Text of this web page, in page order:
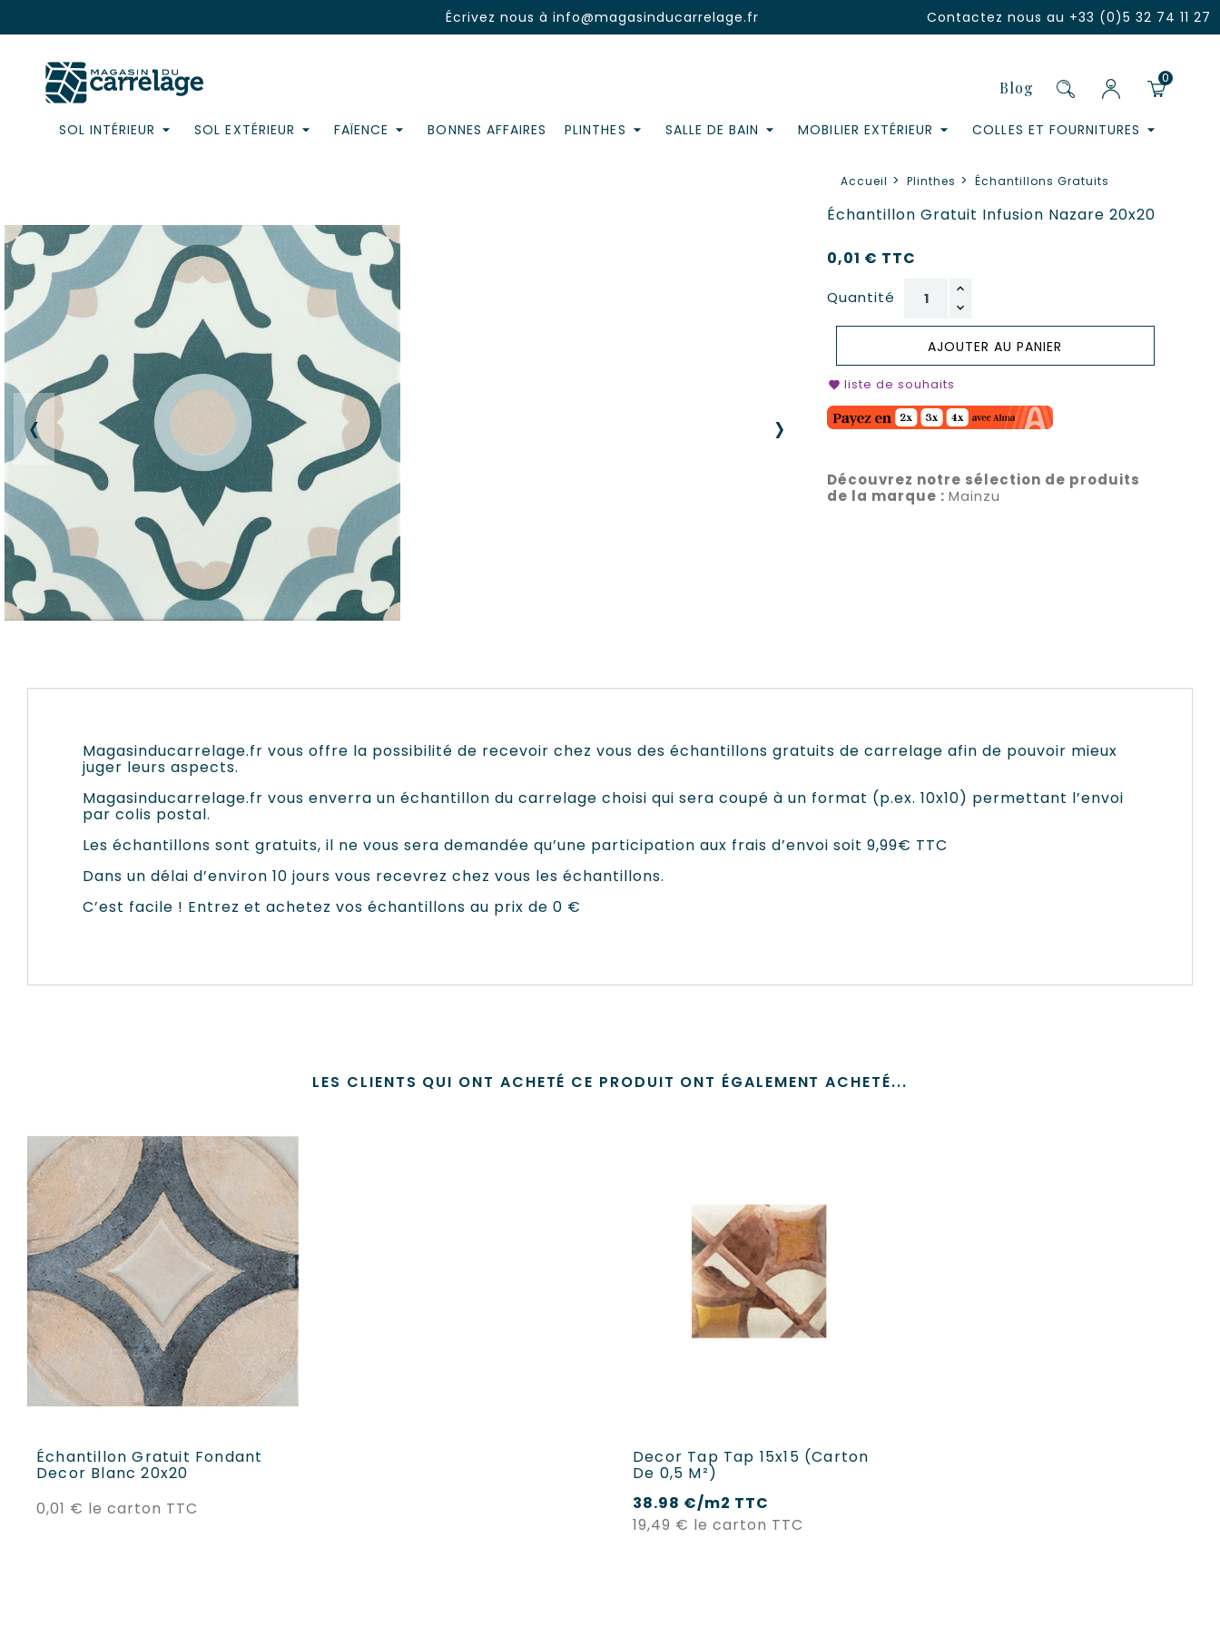
Écrivez nous àinfo@magasinducarrelage.fr Contactez nous au +33 (0)5 32 74 11 27
0
Blog
SOL INTÉRIEUR SOL EXTÉRIEUR FAÏENCE BONNES AFFAIRES PLINTHES SALLE DE BAIN MOBILIER EXTÉRIEUR COLLES ET FOURNITURES
‹ ›
Accueil Plinthes Échantillons Gratuits
Échantillon Gratuit Infusion Nazare 20x20
0,01 € TTC
Quantité
AJOUTER AU PANIER
favorite liste de souhaits
Découvrez notre sélection de produits
de la marque : Mainzu
Magasinducarrelage.fr vous offre la possibilité de recevoir chez vous des échantillons gratuits de carrelage afin de pouvoir mieux
juger leurs aspects.
Magasinducarrelage.fr vous enverra un échantillon du carrelage choisi qui sera coupé à un format (p.ex. 10x10) permettant l’envoi
par colis postal.
Les échantillons sont gratuits, il ne vous sera demandée qu’une participation aux frais d’envoi soit 9,99€ TTC
Dans un délai d’environ 10 jours vous recevrez chez vous les échantillons.
C’est facile ! Entrez et achetez vos échantillons au prix de 0 €
LES CLIENTS QUI ONT ACHETÉ CE PRODUIT ONT ÉGALEMENT ACHETÉ...
Échantillon Gratuit Fondant
Decor Blanc 20x20
0,01 € le carton TTC
AJOUTER AU PANIER
Decor Tap Tap 15x15 (carton
De 0,5 M²)
38.98 €/m2 TTC
19,49 € le carton TTC